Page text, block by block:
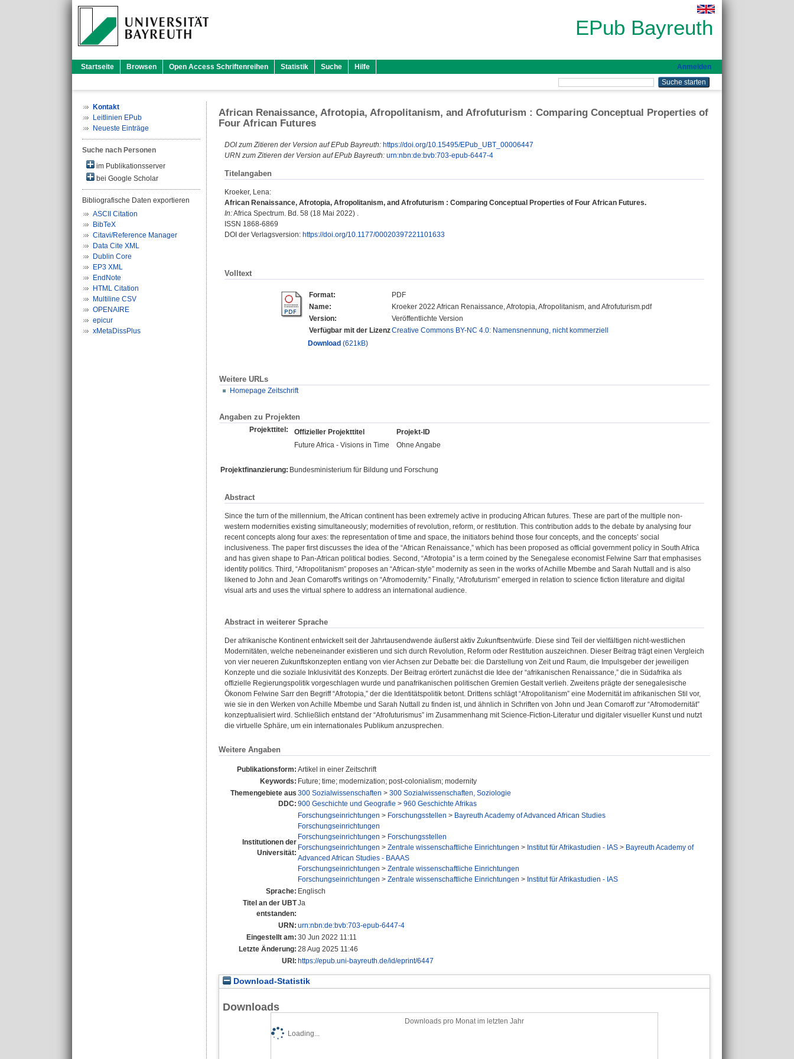
EPub Bayreuth
Startseite Browsen Open Access Schriftenreihen Statistik Suche Hilfe Anmelden
Kontakt
Leitlinien EPub
Neueste Einträge
Suche nach Personen
im Publikationsserver
bei Google Scholar
Bibliografische Daten exportieren
ASCII Citation
BibTeX
Citavi/Reference Manager
Data Cite XML
Dublin Core
EP3 XML
EndNote
HTML Citation
Multiline CSV
OPENAIRE
epicur
xMetaDissPlus
African Renaissance, Afrotopia, Afropolitanism, and Afrofuturism : Comparing Conceptual Properties of
Four African Futures
DOI zum Zitieren der Version auf EPub Bayreuth: https://doi.org/10.15495/EPub_UBT_00006447
URN zum Zitieren der Version auf EPub Bayreuth: urn:nbn:de:bvb:703-epub-6447-4
Titelangaben
Kroeker, Lena:
African Renaissance, Afrotopia, Afropolitanism, and Afrofuturism : Comparing Conceptual Properties of Four African Futures.
In:Africa Spectrum. Bd. 58 (18 Mai 2022) .
ISSN 1868-6869
DOI der Verlagsversion: https://doi.org/10.1177/00020397221101633
Volltext
Format:
PDF
Name:
Kroeker 2022 African Renaissance, Afrotopia, Afropolitanism, and Afrofuturism.pdf
Version:
Veröffentlichte Version
Verfügbar mit der LizenzCreative Commons BY-NC 4.0: Namensnennung, nicht kommerziell
Download (621kB)
Weitere URLs
Homepage Zeitschrift
Angaben zu Projekten
Projekttitel: Offizieller Projekttitel
Projekt-ID
Future Africa - Visions in Time
Ohne Angabe
Projektfinanzierung: Bundesministerium für Bildung und Forschung
Abstract
Since the turn of the millennium, the African continent has been extremely active in producing African futures. These are part of the multiple non-
western modernities existing simultaneously; modernities of revolution, reform, or restitution. This contribution adds to the debate by analysing four
recent concepts along four axes: the representation of time and space, the initiators behind those four concepts, and the concepts’ social
inclusiveness. The paper first discusses the idea of the “African Renaissance,” which has been proposed as official government policy in South Africa
and has given shape to Pan-African political bodies. Second, “Afrotopia” is a term coined by the Senegalese economist Felwine Sarr that emphasises
identity politics. Third, “Afropolitanism” proposes an “African-style” modernity as seen in the works of Achille Mbembe and Sarah Nuttall and is also
likened to John and Jean Comaroff's writings on “Afromodernity.” Finally, “Afrofuturism” emerged in relation to science fiction literature and digital
visual arts and uses the virtual sphere to address an international audience.
Abstract in weiterer Sprache
Der afrikanische Kontinent entwickelt seit der Jahrtausendwende äußerst aktiv Zukunftsentwürfe. Diese sind Teil der vielfältigen nicht-westlichen
Modernitäten, welche nebeneinander existieren und sich durch Revolution, Reform oder Restitution auszeichnen. Dieser Beitrag trägt einen Vergleich
von vier neueren Zukunftskonzepten entlang von vier Achsen zur Debatte bei: die Darstellung von Zeit und Raum, die Impulsgeber der jeweiligen
Konzepte und die soziale Inklusivität des Konzepts. Der Beitrag erörtert zunächst die Idee der “afrikanischen Renaissance,” die in Südafrika als
offizielle Regierungspolitik vorgeschlagen wurde und panafrikanischen politischen Gremien Gestalt verlieh. Zweitens prägte der senegalesische
Ökonom Felwine Sarr den Begriff “Afrotopia,” der die Identitätspolitik betont. Drittens schlägt “Afropolitanism” eine Modernität im afrikanischen Stil vor,
wie sie in den Werken von Achille Mbembe und Sarah Nuttall zu finden ist, und ähnlich in Schriften von John und Jean Comaroff zur “Afromodernität”
konzeptualisiert wird. Schließlich entstand der “Afrofuturismus” im Zusammenhang mit Science-Fiction-Literatur und digitaler visueller Kunst und nutzt
die virtuelle Sphäre, um ein internationales Publikum anzusprechen.
Weitere Angaben
Publikationsform: Artikel in einer Zeitschrift
Keywords: Future; time; modernization; post-colonialism; modernity
Themengebiete aus
DDC:
300 Sozialwissenschaften > 300 Sozialwissenschaften, Soziologie
900 Geschichte und Geografie > 960 Geschichte Afrikas
Institutionen der
Universität:
Forschungseinrichtungen > Forschungsstellen > Bayreuth Academy of Advanced African Studies
Forschungseinrichtungen
Forschungseinrichtungen > Forschungsstellen
Forschungseinrichtungen > Zentrale wissenschaftliche Einrichtungen > Institut für Afrikastudien - IAS > Bayreuth Academy of
Advanced African Studies - BAAAS
Forschungseinrichtungen > Zentrale wissenschaftliche Einrichtungen
Forschungseinrichtungen > Zentrale wissenschaftliche Einrichtungen > Institut für Afrikastudien - IAS
Sprache: Englisch
Titel an der UBT
entstanden:
Ja
URN: urn:nbn:de:bvb:703-epub-6447-4
Eingestellt am: 30 Jun 2022 11:11
Letzte Änderung: 28 Aug 2025 11:46
URI: https://epub.uni-bayreuth.de/id/eprint/6447
Download-Statistik
Downloads
Downloads pro Monat im letzten Jahr
Loading...